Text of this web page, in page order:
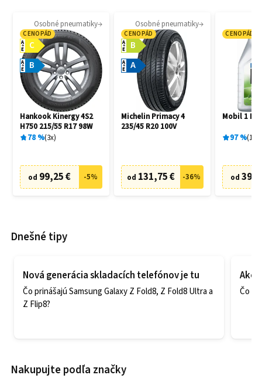
Osobné pneumatiky
CENOPÁD
C
A
E
B
A
E
Hankook Kinergy 4S2
H750 215/55 R17 98W
78% 3x
od 99,25 € -5%
Osobné pneumatiky
CENOPÁD
B
A
E
A
A
E
Michelin Primacy 4
235/45 R20 100V
od 131,75 € -36%
CENOPÁD
Mobil 1
97% 166
od
Dnešné tipy
Nová generácia skladacích telefónov je tu
Čo prinášajú Samsung Galaxy Z Fold8, Z Fold8 Ultra a
Z Flip8?
Ako
Čo
Nakupujte podľa značky